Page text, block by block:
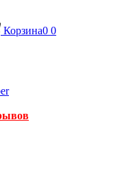
Корзина0 0